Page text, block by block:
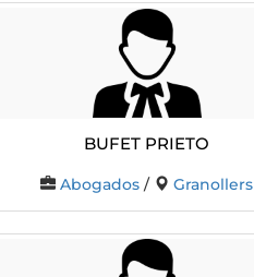
Bufet Prieto
Abogados / Granollers